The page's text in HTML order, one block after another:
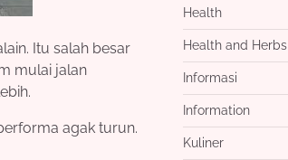
Itu salah besar
mulai jalan
agak turun.
Health
Health and Herbs
Informasi
Information
Kuliner